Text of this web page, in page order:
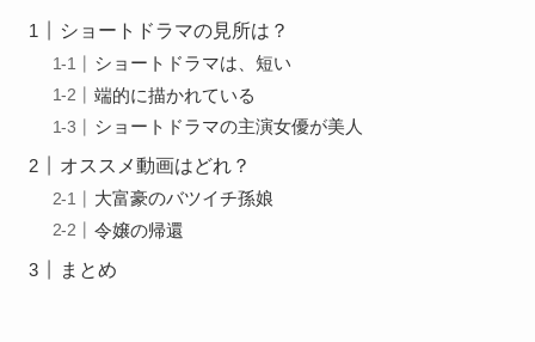
ショートドラマの見所は？
ショートドラマは、短い
端的に描かれている
ショートドラマの主演女優が美人
オススメ動画はどれ？
大富豪のバツイチ孫娘
令嬢の帰還
まとめ